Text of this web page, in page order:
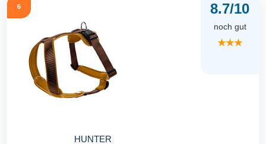
6
HUNTER
8.7/10
noch gut
★★★